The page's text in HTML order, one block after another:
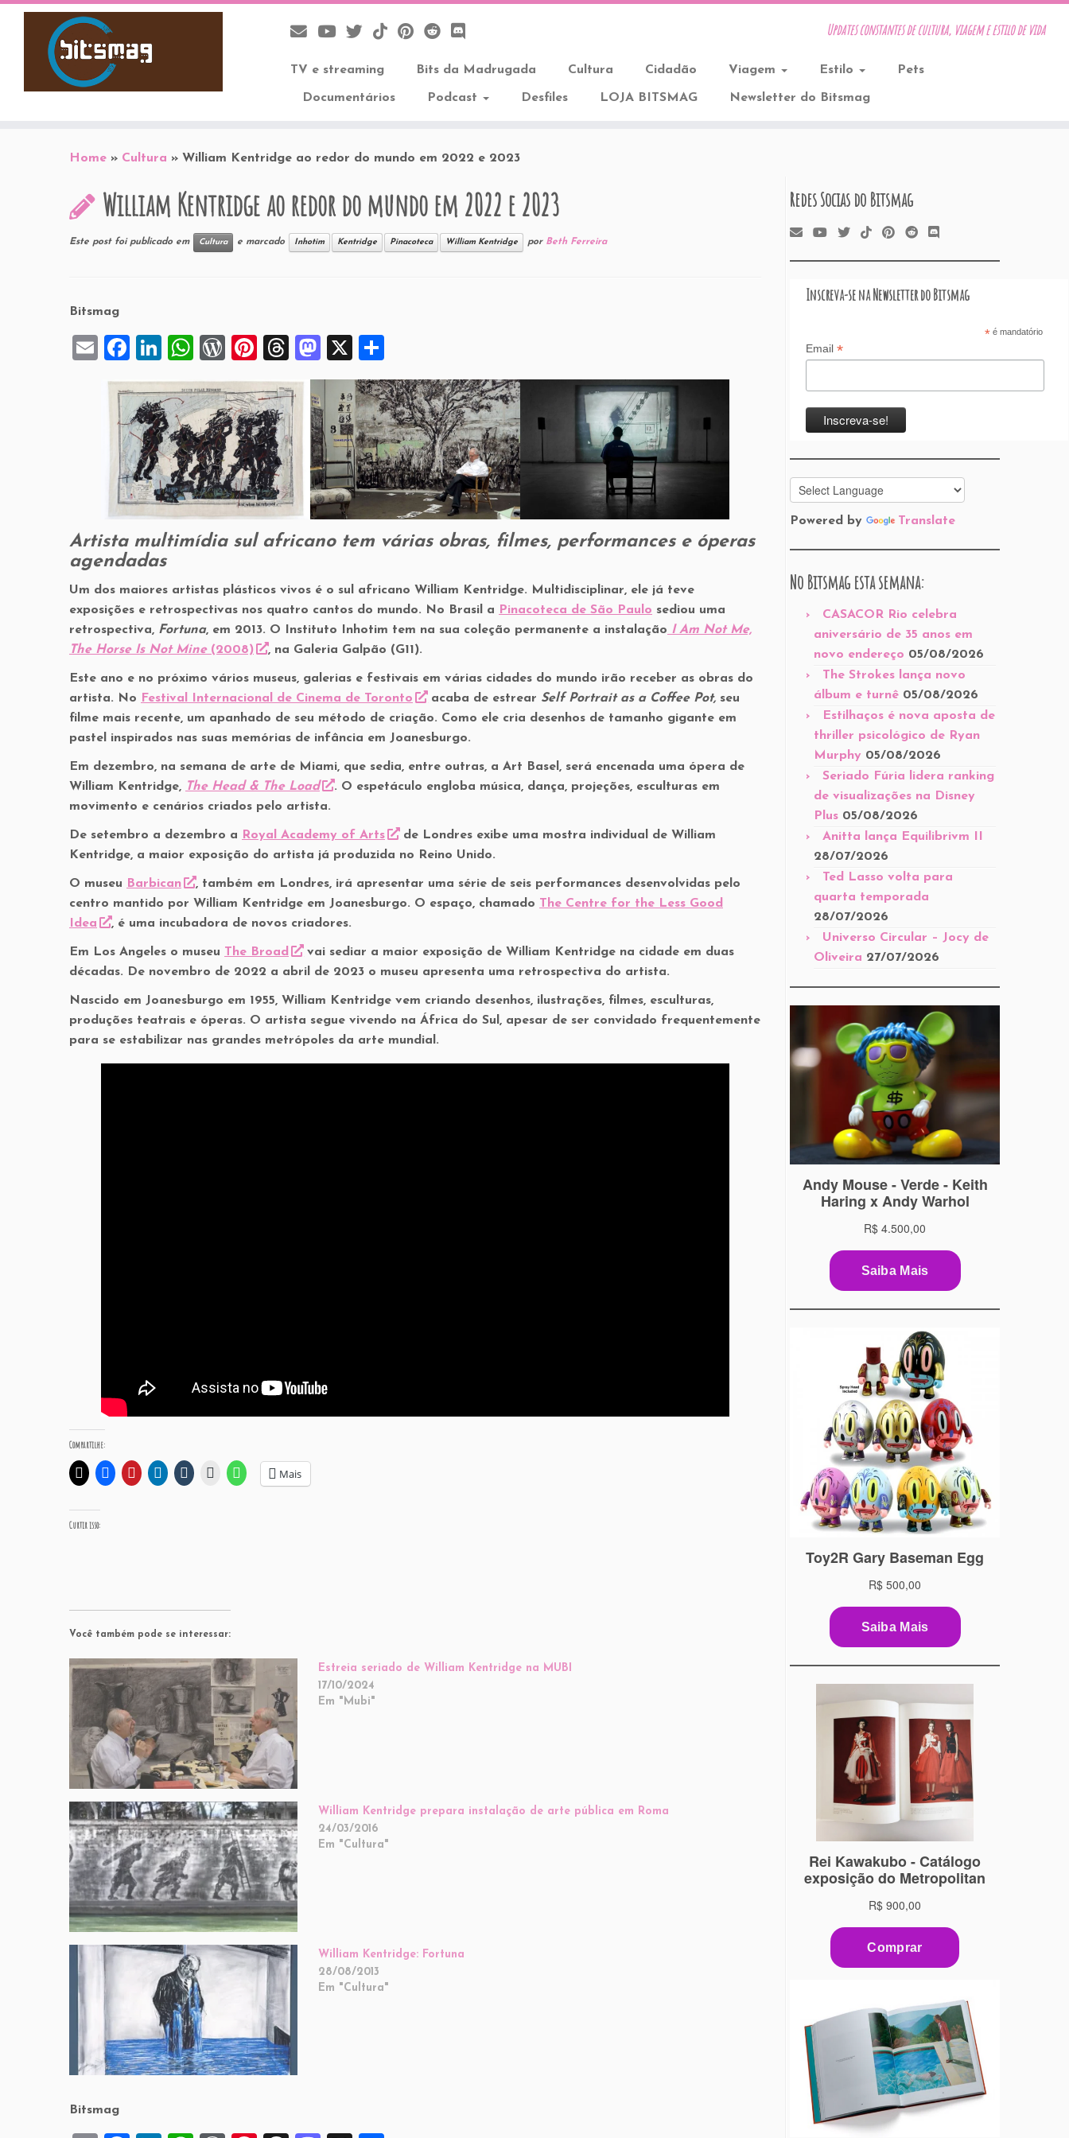
Updates constantes de cultura, viagem e estilo de vida
TV e streaming Bits da Madrugada Cultura Cidadão Viagem Estilo Pets
Documentários Podcast Desfiles LOJA BITSMAG Newsletter do Bitsmag
Home » Cultura » William Kentridge ao redor do mundo em 2022 e 2023
William Kentridge ao redor do mundo em 2022 e 2023
Este post foi publicado em Cultura e marcado Inhotim Kentridge Pinacoteca William Kentridge por Beth Ferreira
Bitsmag
E
ai
F
c
e
b
o
o
Li
k
e
dI
n
W
at
s
A
p
p
W
d
P
re
ss
Pi
er
es
t
T
hr
e
a
d
s
M
a
st
o
d
o
n
X
h
ar
e
Artista multimídia sul africano tem várias obras, filmes, performances e óperas
agendadas
Um dos maiores artistas plásticos vivos é o sul africano William Kentridge. Multidisciplinar, ele já teve
exposições e retrospectivas nos quatro cantos do mundo. No Brasil a
Pinacoteca de São Paulo sediou uma
retrospectiva, Fortuna, em 2013. O Instituto Inhotim tem na sua coleção permanente a instalação I Am Not Me,
The Horse Is Not Mine(2008) , na Galeria Galpão (G11).
Este ano e no próximo vários museus, galerias e festivais em várias cidades do mundo irão receber as obras do
artista. No
Festival Internacional de Cinema de Toronto acaba de estrear Self Portrait as a Coffee Pot,seu
filme mais recente, um apanhado de seu método de criação. Como ele cria desenhos de tamanho gigante em
pastel inspirados nas suas memórias de infância em Joanesburgo.
Em dezembro, na semana de arte de Miami, que sedia, entre outras, a Art Basel, será encenada uma ópera de
William Kentridge, The Head & The Load
. O espetáculo engloba música, dança, projeções, esculturas em
movimento e cenários criados pelo artista.
De setembro a dezembro a Royal Academy of Arts
de Londres exibe uma mostra individual de William
Kentridge, a maior exposição do artista já produzida no Reino Unido.
O museu Barbican
, também em Londres, irá apresentar uma série de seis performances desenvolvidas pelo
centro mantido por William Kentridge em Joanesburgo. O espaço, chamado The Centre for the Less Good
Idea
, é uma incubadora de novos criadores.
Em Los Angeles o museu The Broad
vai sediar a maior exposição de William Kentridge na cidade em duas
décadas. De novembro de 2022 a abril de 2023 o museu apresenta uma retrospectiva do artista.
Nascido em Joanesburgo em 1955, William Kentridge vem criando desenhos, ilustrações, filmes, esculturas,
produções teatrais e óperas. O artista segue vivendo na África do Sul, apesar de ser convidado frequentemente
para se estabilizar nas grandes metrópoles da arte mundial.
Compartilhe:
Mais
Curtir isso:
Você também pode se interessar:
Estreia seriado de William Kentridge na MUBI
17/10/2024
Em "Mubi"
William Kentridge prepara instalação de arte pública em Roma
24/03/2016
Em "Cultura"
William Kentridge: Fortuna
28/08/2013
Em "Cultura"
Bitsmag
Redes Socias do Bitsmag
Inscreva-se na Newsletter do Bitsmag
*é mandatório
Email *
Powered by Translate
No Bitsmag esta semana:
CASACOR Rio celebra
aniversário de 35 anos em
novo endereço 05/08/2026
The Strokes lança novo
álbum e turnê 05/08/2026
Estilhaços é nova aposta de
thriller psicológico de Ryan
Murphy 05/08/2026
Seriado Fúria lidera ranking
de visualizações na Disney
Plus 05/08/2026
Anitta lança Equilibrivm II
28/07/2026
Ted Lasso volta para
quarta temporada
28/07/2026
Universo Circular – Jocy de
Oliveira 27/07/2026